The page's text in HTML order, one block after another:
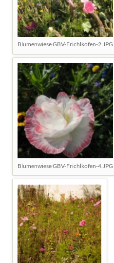
Blumenwiese GBV-Frichlkofen-2.JPG
Blumenwiese GBV-Frichlkofen-4.JPG